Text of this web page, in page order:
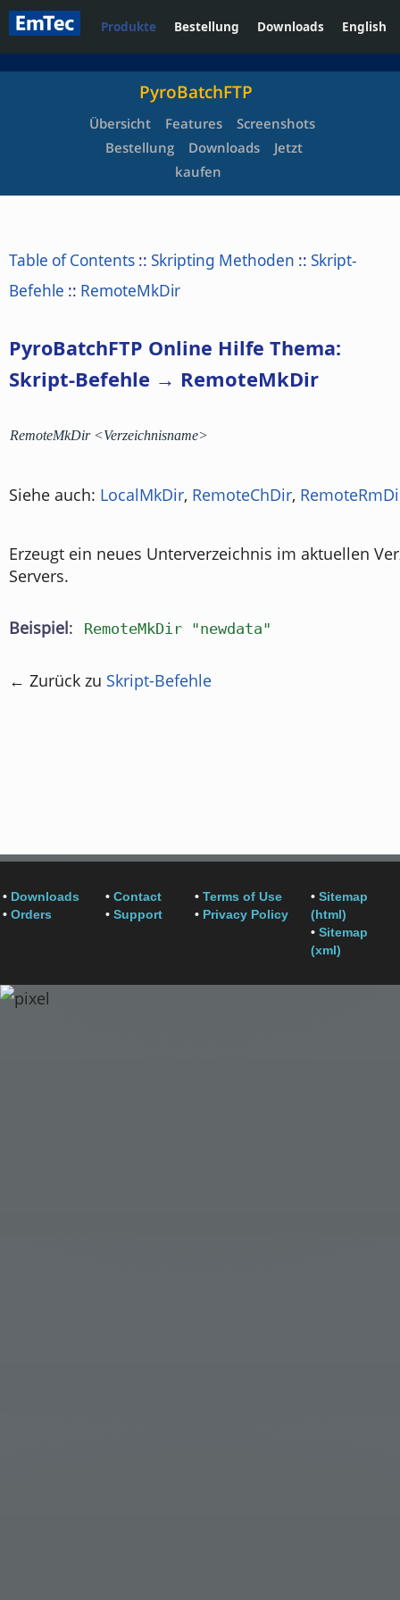
Produkte Bestellung Downloads English
PyroBatchFTP
Übersicht Features
Screenshots
Bestellung
Downloads
Jetzt
kaufen
Table of Contents :: Skripting Methoden :: Skript-
Befehle :: RemoteMkDir
PyroBatchFTP Online Hilfe Thema:
Skript-Befehle → RemoteMkDir
RemoteMkDir <Verzeichnisname>
Siehe auch: LocalMkDir, RemoteChDir,
Erzeugt ein neues Unterverzeichnis im aktuellen
Servers.
Beispiel: RemoteMkDir "newdata"
← Zurück zu Skript-Befehle
• Downloads
• Orders
• Contact
• Support
• Terms of Use
• Privacy Policy
• Sitemap
(html)
• Sitemap
(xml)